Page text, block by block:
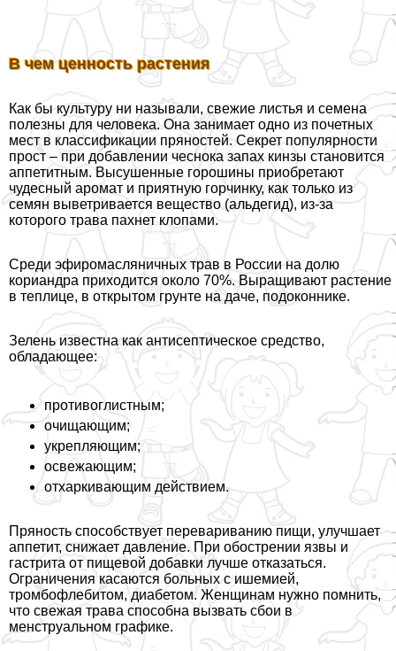
В чем ценность растения
Как бы культуру ни называли, свежие листья и семена
полезны для человека. Она занимает одно из почетных
мест в классификации пряностей. Секрет популярности
прост – при добавлении чеснока запах кинзы становится
аппетитным. Высушенные горошины приобретают
чудесный аромат и приятную горчинку, как только из
семян выветривается вещество (альдегид), из-за
которого трава пахнет клопами.
Среди эфиромасляничных трав в России на долю
кориандра приходится около 70%. Выращивают растение
в теплице, в открытом грунте на даче, подоконнике.
Зелень известна как антисептическое средство,
обладающее:
противоглистным;
очищающим;
укрепляющим;
освежающим;
отхаркивающим действием.
Пряность способствует перевариванию пищи, улучшает
аппетит, снижает давление. При обострении язвы и
гастрита от пищевой добавки лучше отказаться.
Ограничения касаются больных с ишемией,
тромбофлебитом, диабетом. Женщинам нужно помнить,
что свежая трава способна вызвать сбои в
мeнcтpуальном графике.